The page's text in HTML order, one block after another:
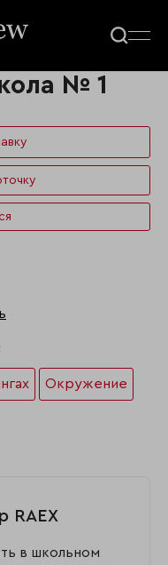
№ 1
Окружение
RAEX
в школьном